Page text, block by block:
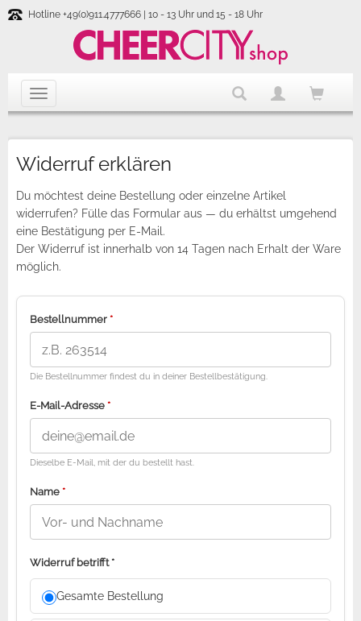
Hotline +49(0)911.4777666 | 10 - 13 Uhr und 15 - 18 Uhr
Widerruf erklären
Du möchtest deine Bestellung oder einzelne Artikel
widerrufen? Fülle das Formular aus — du erhältst umgehend
eine Bestätigung per E-Mail.
Der Widerruf ist innerhalb von 14 Tagen nach Erhalt der Ware
möglich.
Bestellnummer *
Die Bestellnummer findest du in deiner Bestellbestätigung.
E-Mail-Adresse *
Dieselbe E-Mail, mit der du bestellt hast.
Name *
Widerruf betrifft *
Gesamte Bestellung